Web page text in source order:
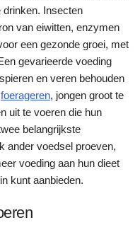
drinken. Insecten
van eiwitten, enzymen
een gezonde groei, met
gevarieerde voeding
en veren behouden
foerageren, jongen groot te
uit te voeren die hun
belangrijkste
ander voedsel proeven,
voeding aan hun dieet
kunt aanbieden.